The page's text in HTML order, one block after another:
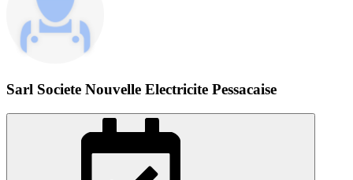
Sarl Societe Nouvelle Electricite Pessacaise